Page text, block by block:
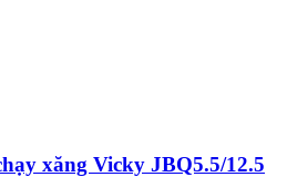
xăng Vicky JBQ5.5/12.5